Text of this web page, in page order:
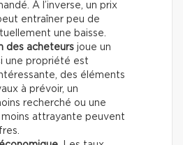
À l’inverse, un prix
entraîner peu de
une baisse.
des acheteurs joue un
une propriété est
des éléments
à prévoir, un
recherché ou une
attrayante peuvent